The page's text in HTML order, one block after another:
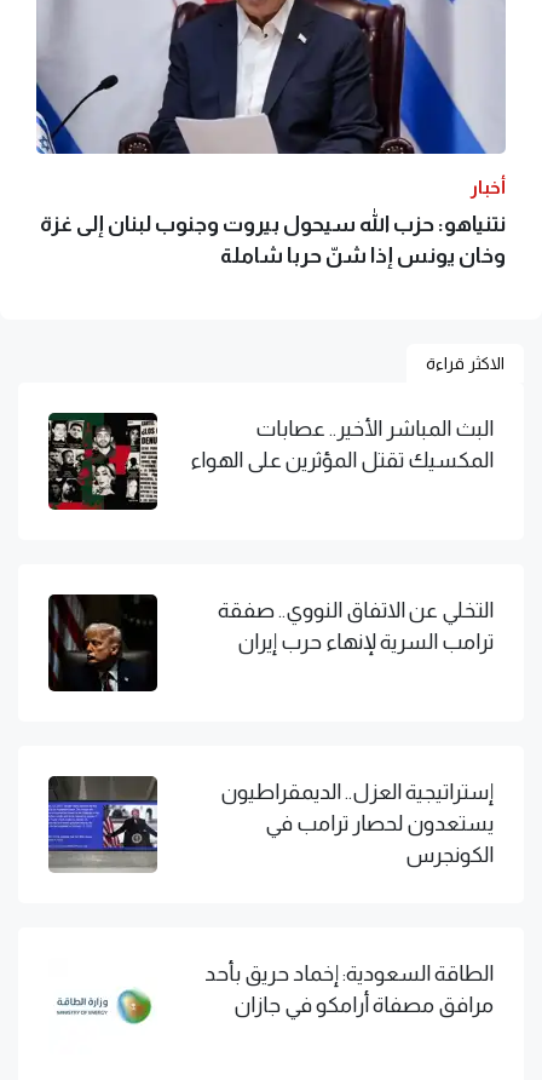
أخبار
نتنياهو: حزب الله سيحول بيروت وجنوب لبنان إلى غزة
وخان يونس إذا شنّ حربا شاملة
الاكثر قراءة
البث المباشر الأخير.. عصابات
المكسيك تقتل المؤثرين على الهواء
التخلي عن الاتفاق النووي.. صفقة
ترامب السرية لإنهاء حرب إيران
إستراتيجية العزل.. الديمقراطيون
يستعدون لحصار ترامب في
الكونجرس
الطاقة السعودية: إخماد حريق بأحد
مرافق مصفاة أرامكو في جازان